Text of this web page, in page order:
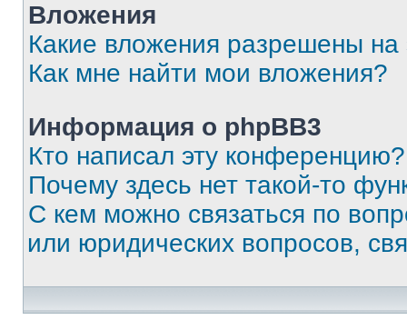
Вложения
Какие вложения разрешены
Как мне найти мои вложения?
Информация о phpBB3
Кто написал эту конференцию?
Почему здесь нет такой-то
С кем можно связаться по
или юридических вопросов,